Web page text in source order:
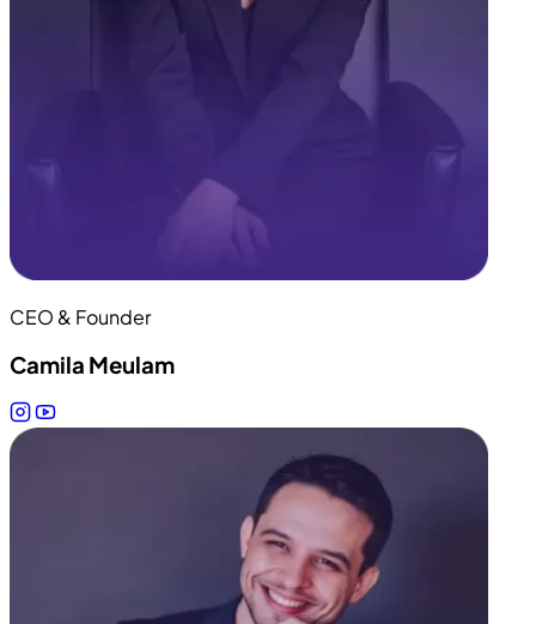
CEO & Founder
Camila Meulam